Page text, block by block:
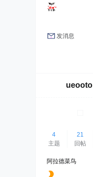
发消息
ueooto
4
主题
21
回帖
阿拉德菜鸟